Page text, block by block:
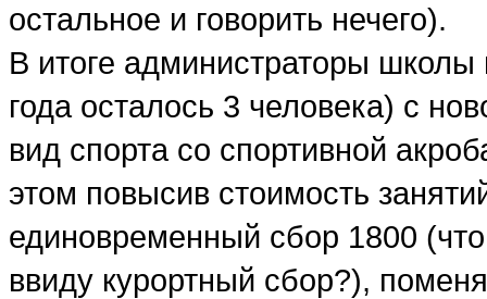
остальное и говорить нечего).
В итоге администраторы школы
года осталось 3 человека) с
вид спорта со спортивной
этом повысив стоимость
единовременный сбор 1800
ввиду курортный сбор?),